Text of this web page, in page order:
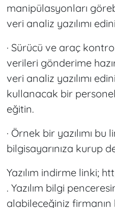
manipülasyonları
veri analiz yazılımı
· Sürücü ve araç
verileri gönderime
veri analiz yazılımı
kullanacak bir
eğitin.
· Örnek bir yazılımı
bilgisayarınıza kurup
Yazılım indirme linki;
. Yazılım bilgi
alabileceğiniz